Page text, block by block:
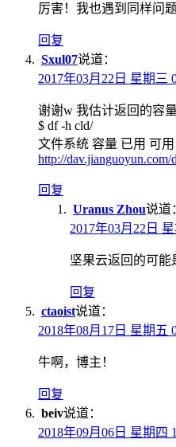
厉害！我也遇到同样问
回复
Sxul07说道：
2017年03月22日 星期三
谢谢w 我估计返回的容
$ df -h cld/
文件系统 容量 已用 可
http://dav.jianguoyun.com/
回复
Uranus Zhou说道
2017年03月22日
坚果云返回的可能
回复
ctaoist说道：
2018年08月17日 星期五
牛啊，博主！
回复
beiv说道：
2018年09月06日 星期四